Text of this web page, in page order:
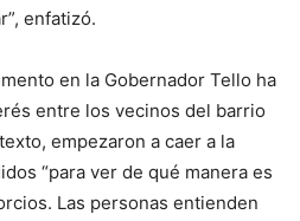
enfatizó.
en la Gobernador Tello ha
entre los vecinos del barrio
empezaron a caer a la
“para ver de qué manera es
Las personas entienden